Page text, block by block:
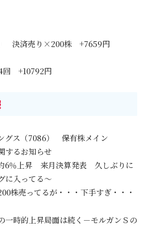
決済売り×200株 +7659円
+10792円
グス（7086） 保有株メイン
するお知らせ
6％上昇 来月決算発表 久しぶりに
に入ってる～
株売ってるが・・・下手すぎ・・・
一時的上昇局面は続く－モルガンＳの